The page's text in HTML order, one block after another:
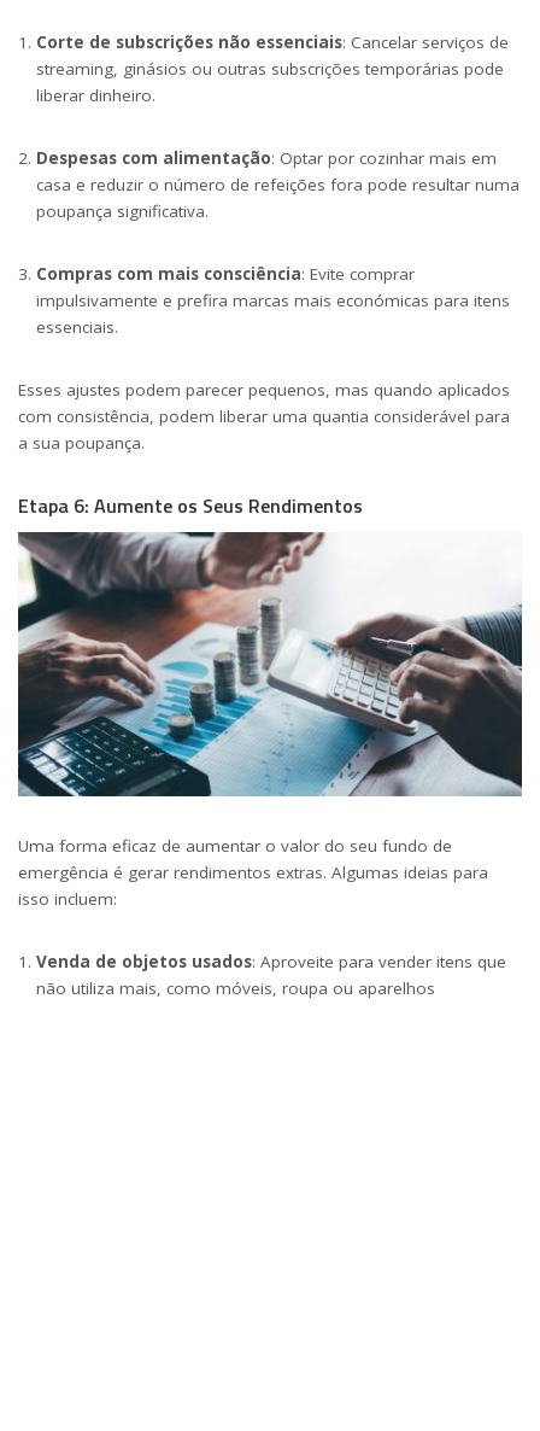
Corte de subscrições não essenciais: Cancelar serviços de
streaming, ginásios ou outras subscrições temporárias pode
liberar dinheiro.
Despesas com alimentação: Optar por cozinhar mais em
casa e reduzir o número de refeições fora pode resultar numa
poupança significativa.
Compras com mais consciência: Evite comprar
impulsivamente e prefira marcas mais económicas para itens
essenciais.
Esses ajustes podem parecer pequenos, mas quando aplicados
com consistência, podem liberar uma quantia considerável para
a sua poupança.
Etapa 6: Aumente os Seus Rendimentos
Uma forma eficaz de aumentar o valor do seu fundo de
emergência é gerar rendimentos extras. Algumas ideias para
isso incluem:
Venda de objetos usados: Aproveite para vender itens que
não utiliza mais, como móveis, roupa ou aparelhos